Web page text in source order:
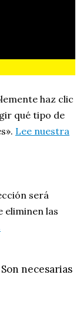
haz clic
qué tipo de
Lee nuestra
será
eliminen las
necesarias